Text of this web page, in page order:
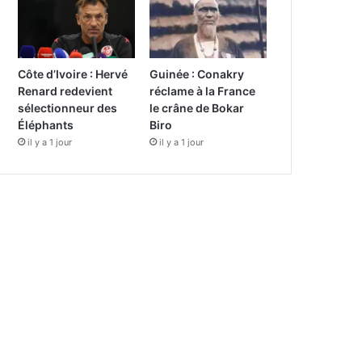
Côte d’Ivoire : Hervé
Renard redevient
sélectionneur des
Éléphants
il y a 1 jour
Guinée : Conakry
réclame à la France
le crâne de Bokar
Biro
il y a 1 jour